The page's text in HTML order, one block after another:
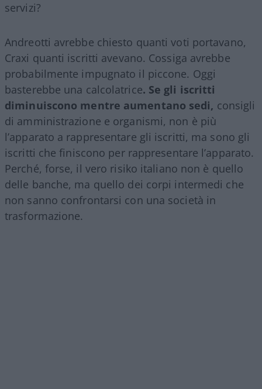
servizi?
Andreotti avrebbe chiesto quanti voti portavano,
Craxi quanti iscritti avevano. Cossiga avrebbe
probabilmente impugnato il piccone. Oggi
basterebbe una calcolatrice. Se gli iscritti
diminuiscono mentre aumentano sedi, consigli
di amministrazione e organismi, non è più
l’apparato a rappresentare gli iscritti, ma sono gli
iscritti che finiscono per rappresentare l’apparato.
Perché, forse, il vero risiko italiano non è quello
delle banche, ma quello dei corpi intermedi che
non sanno confrontarsi con una società in
trasformazione.